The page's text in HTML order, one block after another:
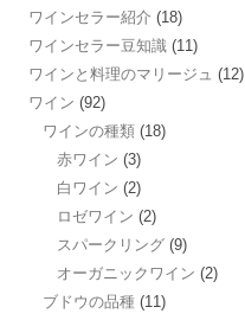
ワインセラー紹介 (18)
ワインセラー豆知識 (11)
ワインと料理のマリージュ (12)
ワイン (92)
ワインの種類 (18)
赤ワイン (3)
白ワイン (2)
ロゼワイン (2)
スパークリング (9)
オーガニックワイン (2)
ブドウの品種 (11)